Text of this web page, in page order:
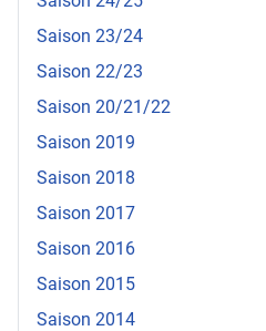
Saison 23/24
Saison 22/23
Saison 20/21/22
Saison 2019
Saison 2018
Saison 2017
Saison 2016
Saison 2015
Saison 2014